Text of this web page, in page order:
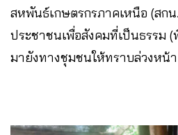
สหพันธ์เกษตรกรภาคเหนือ (สก
ประชาชนเพื่อสังคมที่เป็นธรรม
มายังทางชุมชนให้ทราบล่วงหน้า